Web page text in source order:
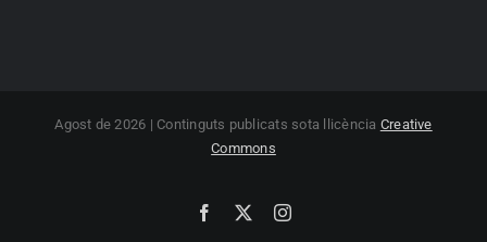
Agost de 2026 | Continguts publicats sota llicència Creative
Commons
Facebook Instagram